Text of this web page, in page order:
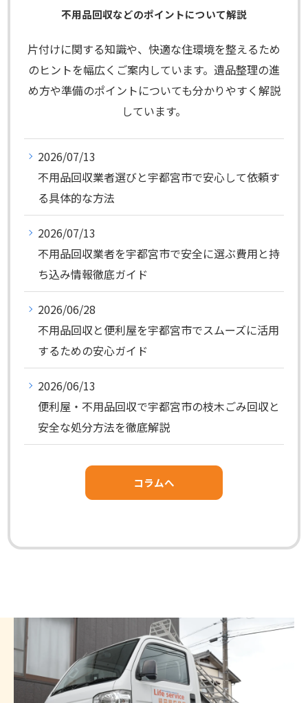
不用品回収などのポイントについて解説
片付けに関する知識や、快適な住環境を整えるため
のヒントを幅広くご案内しています。遺品整理の進
め方や準備のポイントについても分かりやすく解説
しています。
2026/07/13
不用品回収業者選びと宇都宮市で安心して依頼す
る具体的な方法
2026/07/13
不用品回収業者を宇都宮市で安全に選ぶ費用と持
ち込み情報徹底ガイド
2026/06/28
不用品回収と便利屋を宇都宮市でスムーズに活用
するための安心ガイド
2026/06/13
便利屋・不用品回収で宇都宮市の枝木ごみ回収と
安全な処分方法を徹底解説
コラムへ